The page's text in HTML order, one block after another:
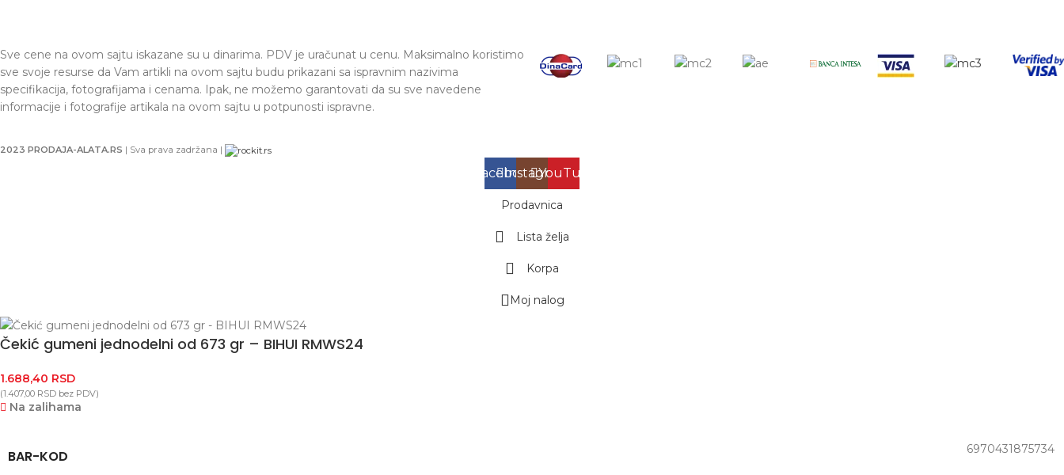
Sve cene na ovom sajtu iskazane su u dinarima. PDV je uračunat u cenu. Maksimalno koristimo
sve svoje resurse da Vam artikli na ovom sajtu budu prikazani sa ispravnim nazivima
specifikacija, fotografijama i cenama. Ipak, ne možemo garantovati da su sve navedene
informacije i fotografije artikala na ovom sajtu u potpunosti ispravne.
2023 PRODAJA-ALATA.RS | Sva prava zadržana |
Facebook
Instagram
YouTube
Prodavnica
Lista želja
Korpa
Moj nalog
Čekić gumeni jednodelni od 673 gr – BIHUI RMWS24
1.688,40 RSD
(1.407,00 RSD bez PDV)
Na zalihama
BAR-KOD 6970431875734